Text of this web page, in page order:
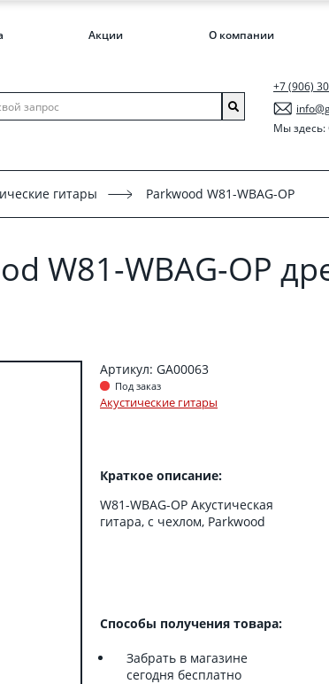
Акции О компании
+7 (906)
Мы здесь:
гитары Parkwood W81-WBAG-OP
W81-WBAG-OP
Артикул: GA00063
Под заказ
Акустические гитары
Краткое описание:
W81-WBAG-OP Акустическая
гитара, с чехлом, Parkwood
Способы получения товара:
Забрать в магазине
сегодня бесплатно